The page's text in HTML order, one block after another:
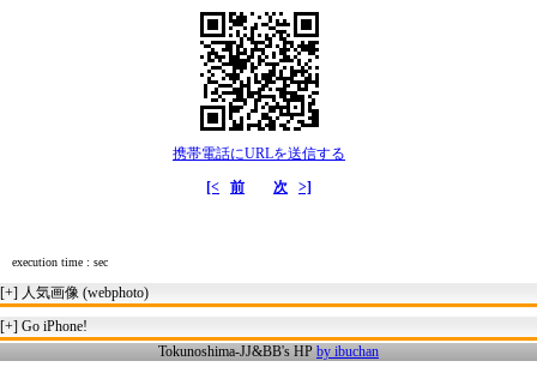
携帯電話にURLを送信する
[<
前 次 >]
execution time : sec
[+] 人気画像 (webphoto)
[+] Go iPhone!
Tokunoshima-JJ&BB's HP by ibuchan